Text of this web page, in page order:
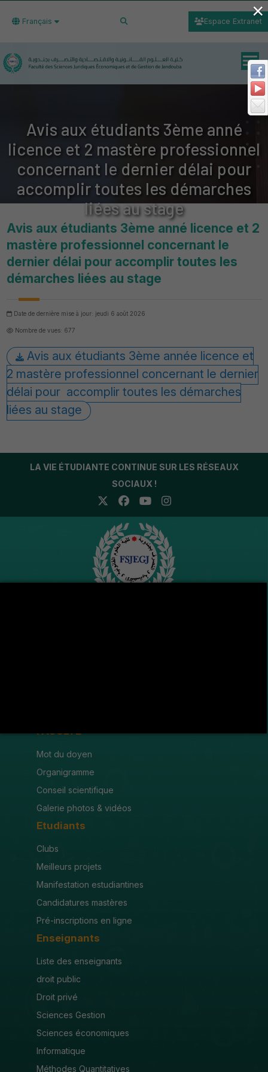
Français Espace Extranet
Avis aux étudiants 3ème anné
licence et 2 mastère professionnel
concernant le dernier délai pour
accomplir toutes les démarches
liées au stage
Avis aux étudiants 3ème anné licence et 2
mastère professionnel concernant le
dernier délai pour accomplir toutes les
démarches liées au stage
Date de dernière mise à jour: jeudi 6 août 2026
Nombre de vues: 677
Avis aux étudiants 3ème année licence et
2 mastère professionnel concernant le dernier
délai pour accomplir toutes les démarches
liées au stage
LA VIE ÉTUDIANTE CONTINUE SUR LES RÉSEAUX
SOCIAUX !
FACULTÉ
Mot du doyen
Organigramme
Conseil scientifique
Galerie photos & vidéos
Etudiants
Clubs
Meilleurs projets
Manifestation estudiantines
Candidatures mastères
Pré-inscriptions en ligne
Enseignants
Liste des enseignants
droit public
Droit privé
Sciences Gestion
Sciences économiques
Informatique
Méthodes Quantitatives
×